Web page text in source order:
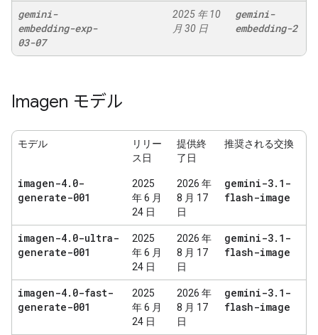
gemini-
embedding-exp-
03-07
2025 年 10
月 30 日
gemini-
embedding-2
Imagen モデル
モデル
リリー
ス日
提供終
了日
推奨される交換
imagen-4. 0-
generate-001
2025
年 6 月
24 日
2026 年
8 月 17
日
gemini-3. 1-
flash-image
imagen-4. 0-ultra-
generate-001
2025
年 6 月
24 日
2026 年
8 月 17
日
gemini-3. 1-
flash-image
imagen-4. 0-fast-
generate-001
2025
年 6 月
24 日
2026 年
8 月 17
日
gemini-3. 1-
flash-image